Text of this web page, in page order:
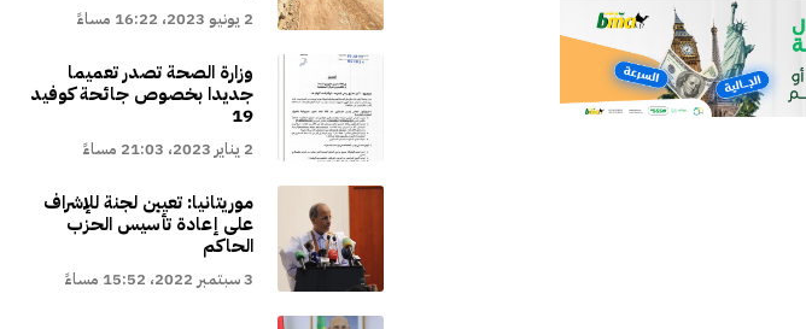
2 يونيو 2023، 16:22 مساءً
وزارة الصحة تصدر تعميما
جديدا بخصوص جائحة كوفيد
19
2 يناير 2023، 21:03 مساءً
موريتانيا: تعيين لجنة للإشراف
على إعادة تأسيس الحزب
الحاكم
3 سبتمبر 2022، 15:52 مساءً